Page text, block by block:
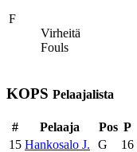
F
Virheitä
Fouls
KOPS Pelaajalista
# Pelaaja Pos P
15 Hankosalo J. G 16